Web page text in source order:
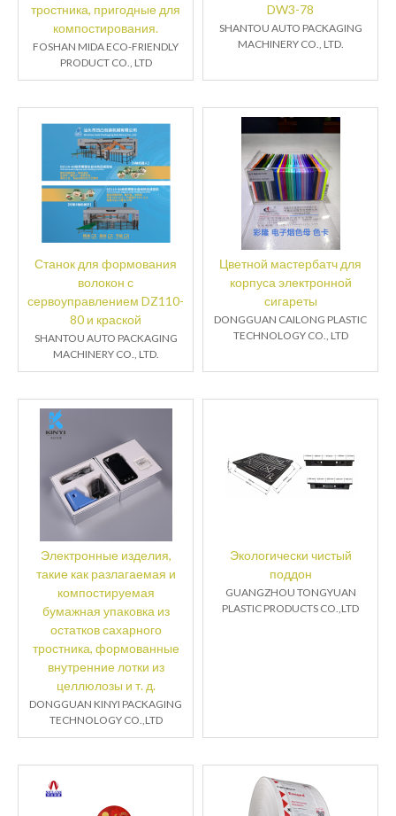
тростника, пригодные для
компостирования.
FOSHAN MIDA ECO-FRIENDLY
PRODUCT CO., LTD
DW3-78
SHANTOU AUTO PACKAGING
MACHINERY CO., LTD.
Станок для формования
волокон с
сервоуправлением DZ110-
80 и краской
SHANTOU AUTO PACKAGING
MACHINERY CO., LTD.
Цветной мастербатч для
корпуса электронной
сигареты
DONGGUAN CAILONG PLASTIC
TECHNOLOGY CO., LTD
Электронные изделия,
такие как разлагаемая и
компостируемая
бумажная упаковка из
остатков сахарного
тростника, формованные
внутренние лотки из
целлюлозы и т. д.
DONGGUAN KINYI PACKAGING
TECHNOLOGY CO.,LTD
Экологически чистый
поддон
GUANGZHOU TONGYUAN
PLASTIC PRODUCTS CO.,LTD